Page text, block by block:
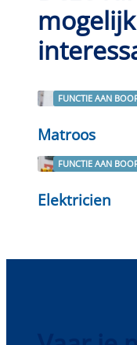
FUNCTIE AAN
Matroos
FUNCTIE AAN
Elektricien